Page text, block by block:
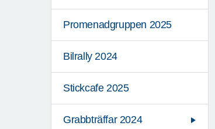
Promenadgruppen 2025
Bilrally 2024
Stickcafe 2025
Grabbträffar 2024